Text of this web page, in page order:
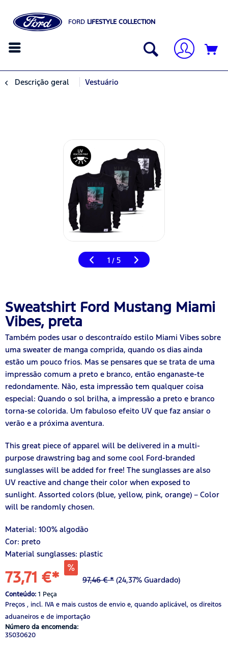
FORD LIFESTYLE COLLECTION
Descrição geral Vestuário
1 / 5
Sweatshirt Ford Mustang Miami
Vibes, preta
Também podes usar o descontraído estilo Miami Vibes sobre
uma sweater de manga comprida, quando os dias ainda
estão um pouco frios. Mas se pensares que se trata de uma
impressão comum a preto e branco, então enganaste-te
redondamente. Não, esta impressão tem qualquer coisa
especial: Quando o sol brilha, a impressão a preto e branco
torna-se colorida. Um fabuloso efeito UV que faz ansiar o
verão e a próxima aventura.
This great piece of apparel will be delivered in a multi-
purpose drawstring bag and some cool Ford-branded
sunglasses will be added for free! The sunglasses are also
UV reactive and change their color when exposed to
sunlight. Assorted colors (blue, yellow, pink, orange) – Color
will be randomly chosen.
Material: 100% algodão
Cor: preto
Material sunglasses: plastic
73,71 €* 97,46 € * (24,37% Guardado)
Conteúdo: 1 Peça
Preços , incl. IVA e mais custos de envio e, quando aplicável, os direitos
aduaneiros e de importação
Número da encomenda:
35030620